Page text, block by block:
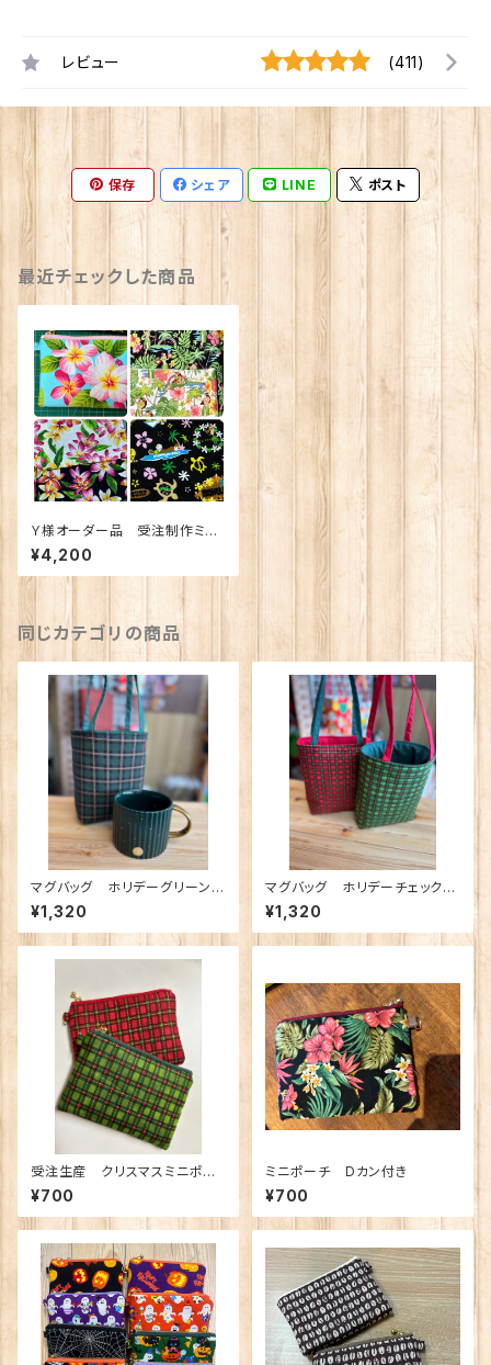
レビュー (411)
保存 シェア LINE ポスト
最近チェックした商品
Ｙ様オーダー品 受注制作ミニ
ポーチdカン付き6点
¥4,200
同じカテゴリの商品
マグバッグ ホリデーグリーンチ
ェックトートゴールドライン 御
朱印バッグ
¥1,320
マグバッグ ホリデーチェックト
ート 御朱印バッグ
¥1,320
受注生産 クリスマスミニポー
チ Dカン付き
¥700
ミニポーチ Dカン付き
¥700